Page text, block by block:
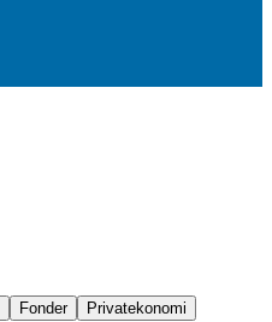
Fonder
Privatekonomi